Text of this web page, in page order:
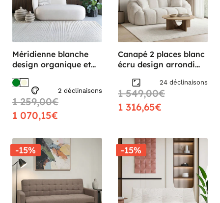
Méridienne blanche
design organique et
NAMSOS
2 déclinaisons
1 259,00€
1 070,15€
Canapé 2 places blanc
écru design arrondi
24 déclinaisons
1 549,00€
1 316,65€
-15% -15%